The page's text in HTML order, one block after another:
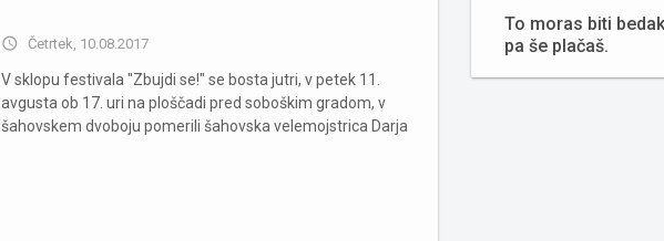
access_time Četrtek, 10.08.2017
V sklopu festivala "Zbujdi se!" se bosta jutri, v petek 11.
avgusta ob 17. uri na ploščadi pred soboškim gradom, v
šahovskem dvoboju pomerili šahovska velemojstrica Darja
To moras biti
pa še plačaš.